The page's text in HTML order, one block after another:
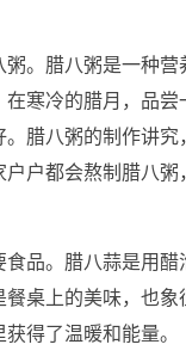
。腊八粥是一种
寒冷的腊月，品
腊八粥的制作讲
户都会熬制腊八粥
品。腊八蒜是用
桌上的美味，也象
得了温暖和能量。